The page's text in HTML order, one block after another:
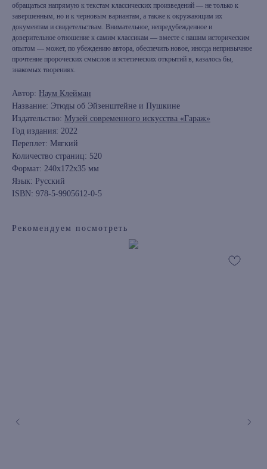
обращаться напрямую к текстам классических произведений — не только к
завершенным, но и к черновым вариантам, а также к окружающим их
документам и свидетельствам. Внимательное, непредубежденное и
доверительное отношение к самим классикам — вместе с нашим историческим
опытом — может, по убеждению автора, обеспечить новое, иногда непривычное
прочтение пророческих смыслов и эстетических открытий в, казалось бы,
знакомых творениях.
Автор: Наум Клейман
Название: Этюды об Эйзенштейне и Пушкине
Издательство: Музей современного искусства «Гараж»
Год издания: 2022
Переплет: Мягкий
Количество страниц: 520
Формат: 240x172x35 мм
Язык: Русский
ISBN: 978-5-9905612-0-5
Рекомендуем посмотреть